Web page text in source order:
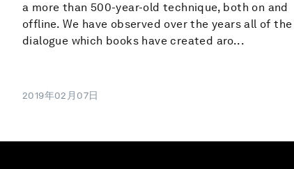
a more than 500-year-old technique, both on and
offline. We have observed over the years all of the
dialogue which books have created aro...
2019年02月07日